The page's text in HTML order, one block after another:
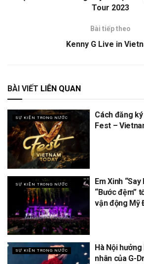
Tour 2023
Bài tiếp theo
Kenny G Live in
BÀI VIẾT LIÊN QUAN
SỰ KIỆN TRONG NƯỚC
Cách đăng
Fest –
SỰ KIỆN TRONG NƯỚC
Em Xinh
“Bước đệm”
vận động Mỹ
SỰ KIỆN TRONG NƯỚC
Hà Nội
nhân của G-